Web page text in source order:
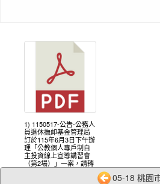
1) 1150517-公告-公務人
員退休撫卹基金管理局
訂於115年6月3日下午辦
理「公教個人專戶制自
主投資線上宣導講習會
（第2場）」一案，請轉
知所屬相關同仁參加.pdf
05-18 桃園